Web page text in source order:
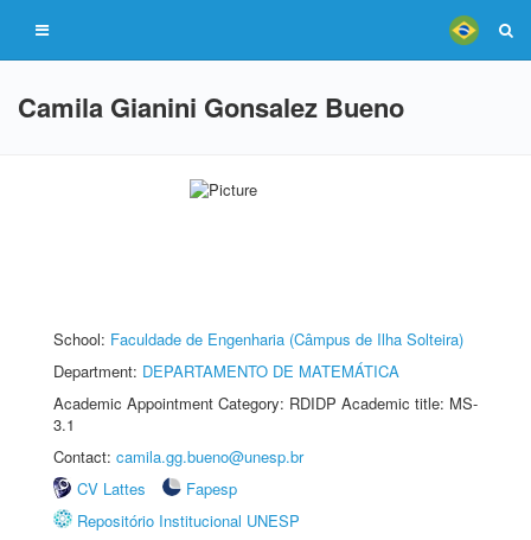
Camila Gianini Gonsalez Bueno
School: Faculdade de Engenharia (Câmpus de Ilha Solteira)
Department: DEPARTAMENTO DE MATEMÁTICA
Academic Appointment Category: RDIDP Academic title: MS-
3.1
Contact: camila.gg.bueno@unesp.br
CV Lattes
Fapesp
Repositório Institucional UNESP